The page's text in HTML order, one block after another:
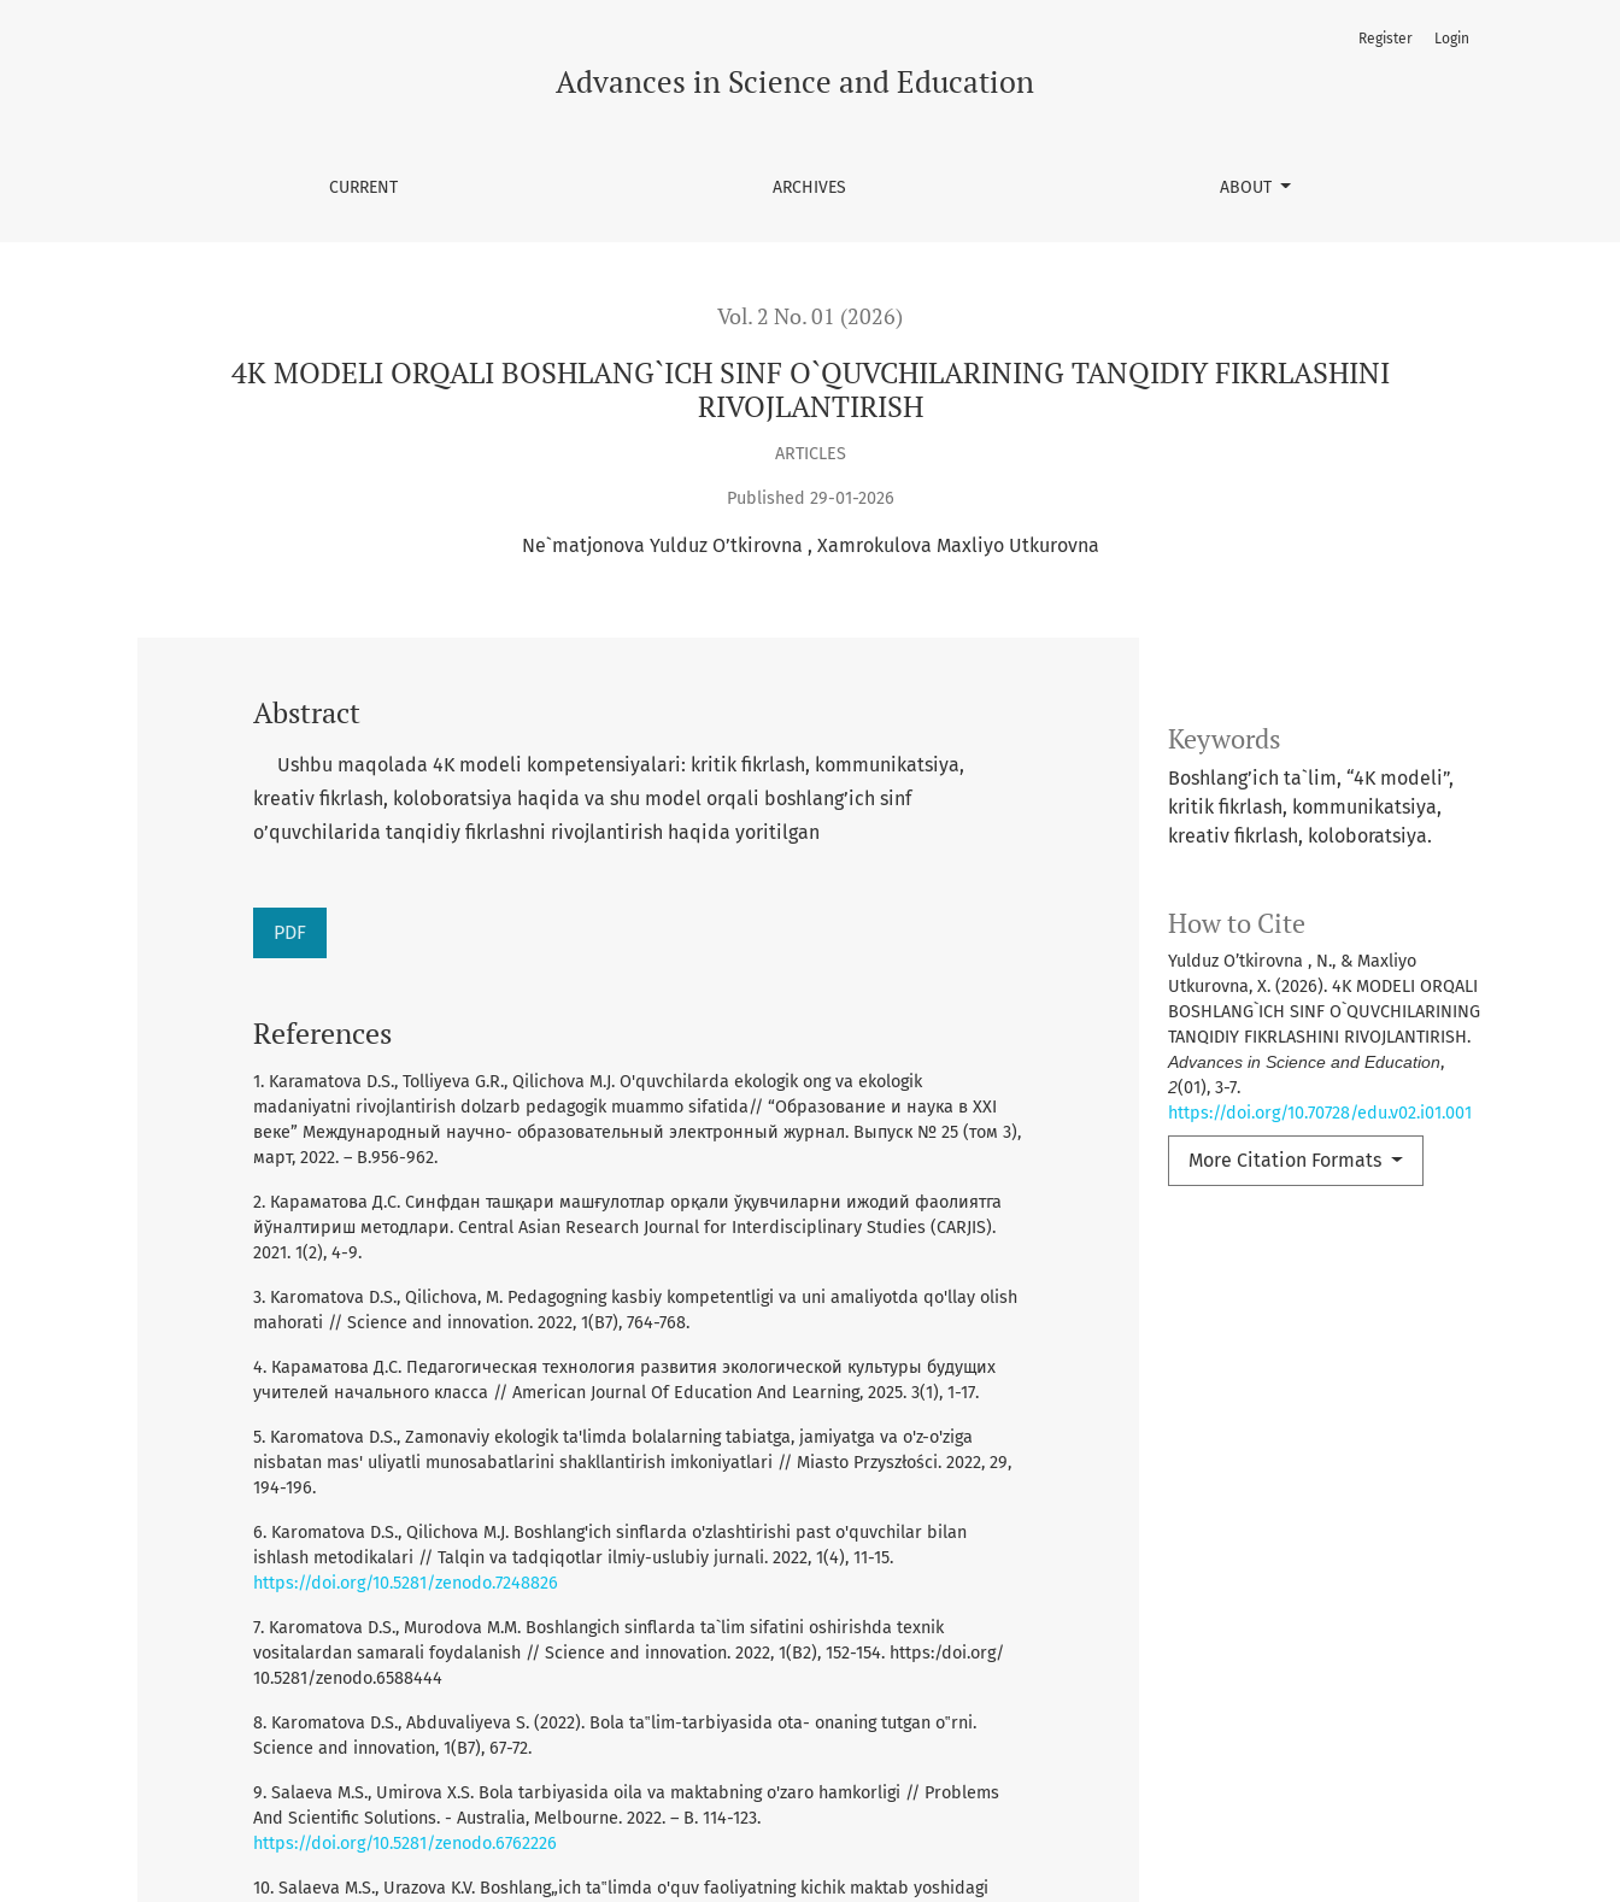
Advances in Science and Education
CURRENT ARCHIVES ABOUT
Register Login
Vol. 2 No. 01 (2026)
4K MODELI ORQALI BOSHLANG`ICH SINF O`QUVCHILARINING TANQIDIY FIKRLASHINI
RIVOJLANTIRISH
ARTICLES
Published 29-01-2026
Ne`matjonova Yulduz O’tkirovna Xamrokulova Maxliyo Utkurovna
Keywords
Boshlang’ich ta`lim, “4K modeli”,
kritik fikrlash, kommunikatsiya,
kreativ fikrlash, koloboratsiya.
How to Cite
Yulduz O’tkirovna , N., & Maxliyo
Utkurovna, X. (2026). 4K MODELI ORQALI
BOSHLANG`ICH SINF O`QUVCHILARINING
TANQIDIY FIKRLASHINI RIVOJLANTIRISH.
Advances in Science and Education,
2(01), 3-7.
https://doi.org/10.70728/edu.v02.i01.001
More Citation Formats
Abstract
Ushbu maqolada 4K modeli kompetensiyalari: kritik fikrlash, kommunikatsiya,
kreativ fikrlash, koloboratsiya haqida va shu model orqali boshlang’ich sinf
o’quvchilarida tanqidiy fikrlashni rivojlantirish haqida yoritilgan
PDF
References
1. Karamatova D.S., Tolliyeva G.R., Qilichova M.J. O'quvchilarda ekologik ong va ekologik
madaniyatni rivojlantirish dolzarb pedagogik muammo sifatida// “Образование и наука в XXI
веке” Международный научно- образовательный электронный журнал. Выпуск № 25 (том 3),
март, 2022. – В.956-962.
2. Караматова Д.С. Синфдан ташқари машғулотлар орқали ўқувчиларни ижодий фаолиятга
йўналтириш методлари. Central Asian Research Journal for Interdisciplinary Studies (CARJIS).
2021. 1(2), 4-9.
3. Karomatova D.S., Qilichova, M. Pedagogning kasbiy kompetentligi va uni amaliyotda qo'llay olish
mahorati // Science and innovation. 2022, 1(B7), 764-768.
4. Караматова Д.С. Педагогическая технология развития экологической культуры будущих
учителей начального класса // American Journal Of Education And Learning, 2025. 3(1), 1-17.
5. Karomatova D.S., Zamonaviy ekologik ta'limda bolalarning tabiatga, jamiyatga va o'z-o'ziga
nisbatan mas' uliyatli munosabatlarini shakllantirish imkoniyatlari // Miasto Przyszłości. 2022, 29,
194-196.
6. Karomatova D.S., Qilichova M.J. Boshlang'ich sinflarda o'zlashtirishi past o'quvchilar bilan
ishlash metodikalari // Talqin va tadqiqotlar ilmiy-uslubiy jurnali. 2022, 1(4), 11-15.
https://doi.org/10.5281/zenodo.7248826
7. Karomatova D.S., Murodova M.M. Boshlangich sinflarda ta`lim sifatini oshirishda texnik
vositalardan samarali foydalanish // Science and innovation. 2022, 1(B2), 152-154. https:/doi.org/
10.5281/zenodo.6588444
8. Karomatova D.S., Abduvaliyeva S. (2022). Bola ta‟lim-tarbiyasida ota- onaning tutgan o‟rni.
Science and innovation, 1(B7), 67-72.
9. Salaeva M.S., Umirova X.S. Bola tarbiyasida oila va maktabning o'zaro hamkorligi // Problems
And Scientific Solutions. - Australia, Melbourne. 2022. – B. 114-123.
https://doi.org/10.5281/zenodo.6762226
10. Salaeva M.S., Urazova K.V. Boshlang„ich ta‟limda o'quv faoliyatning kichik maktab yoshidagi